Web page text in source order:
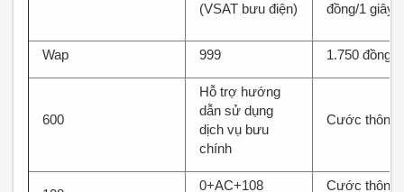
(VSAT bưu điện)
đồng/1 giây
Wap 999 1.750 đồng/
600
Hỗ trợ hướng
dẫn sử dụng
dịch vụ bưu
chính
Cước thông
0+AC+108
Cước thông